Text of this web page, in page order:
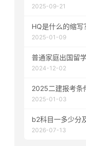
2025-09-21
HQ是什么的缩
2025-01-09
普通家庭出国留
2024-12-02
2025二建报考条
2025-01-03
b2科目一多少分
2026-07-13